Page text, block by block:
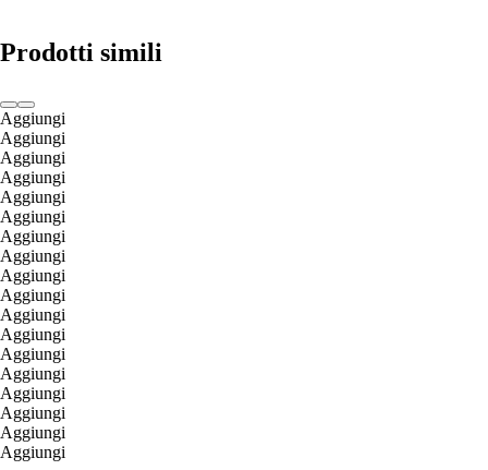
Prodotti simili
Aggiungi
Aggiungi
Aggiungi
Aggiungi
Aggiungi
Aggiungi
Aggiungi
Aggiungi
Aggiungi
Aggiungi
Aggiungi
Aggiungi
Aggiungi
Aggiungi
Aggiungi
Aggiungi
Aggiungi
Aggiungi